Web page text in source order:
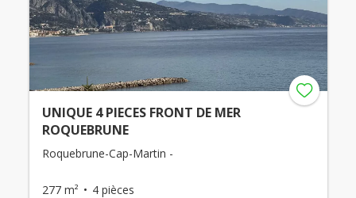
UNIQUE 4 PIECES FRONT DE MER
ROQUEBRUNE
Roquebrune-Cap-Martin -
277 m² 4 pièces